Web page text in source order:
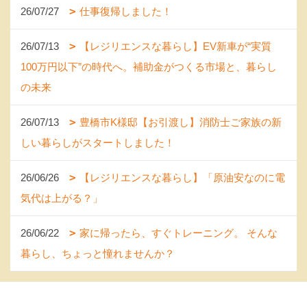
26/07/27 仕事復帰しました！
26/07/13
【レジリエンスな暮らし】EV新車が“実質
100万円以下”の時代へ。補助金がつくる市場と、暮らし
の未来
26/07/13
豊橋市K様邸【お引渡し】消防士ご家族の新
しい暮らしがスタートしました！
26/06/26
【レジリエンスな暮らし】「原油安なのに電
気代は上がる？」
26/06/22
家に帰ったら、すぐトレーニング。 そんな
暮らし、ちょっと憧れませんか？